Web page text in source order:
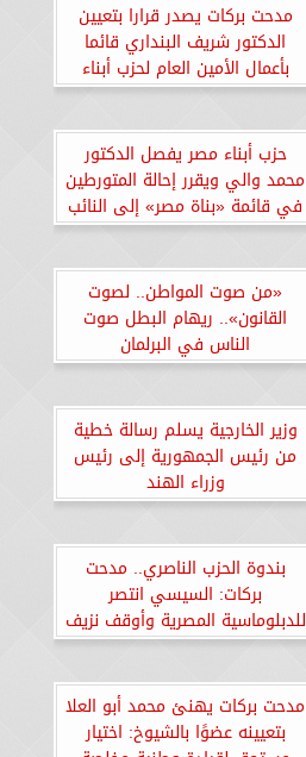
مدحت بركات يصدر قرارا بتعيين
الدكتور شريف البنداري قائما
بأعمال الأمين العام لحزب أبناء
مصر
حزب أبناء مصر يفصل الدكتور
محمد والي ويقرر إحالة المتورطين
في قائمة «بناة مصر» إلى النائب
العام
«من صوت المواطن.. لصوت
القانون».. ريهام البطل صوت
الناس في البرلمان
وزير الخارجية يسلم رسالة خطية
من رئيس الجمهورية إلى رئيس
وزراء الهند
بندوة الحزب الناصري.. مدحت
بركات: السيسي انتصر
للدبلوماسية المصرية وأوقف نزيف
الحرب في غزة بحكمة القائد
مدحت بركات يهنئ محمد أبو العلا
بتعيينه عضوًا بالشيوخ: اختيار